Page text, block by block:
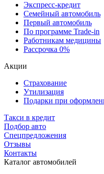
Экспресс-кредит
Семейный автомобиль
Первый автомобиль
По программе Trade-in
Работникам медицины
Рассрочка 0%
Акции
Страхование
Утилизация
Подарки при
Такси в кредит
Подбор авто
Спецпредложения
Отзывы
Контакты
Каталог автомобилей